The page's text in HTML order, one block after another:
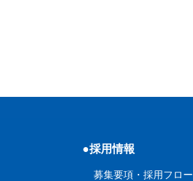
●採用情報
募集要項・採用フロー